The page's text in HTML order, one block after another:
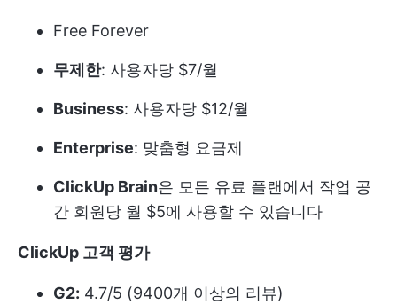
Free Forever
무제한: 사용자당 $7/월
Business: 사용자당 $12/월
Enterprise: 맞춤형 요금제
ClickUp Brain은 모든 유료 플랜에서 작업 공
간 회원당 월 $5에 사용할 수 있습니다
ClickUp 고객 평가
G2: 4.7/5 (9400개 이상의 리뷰)